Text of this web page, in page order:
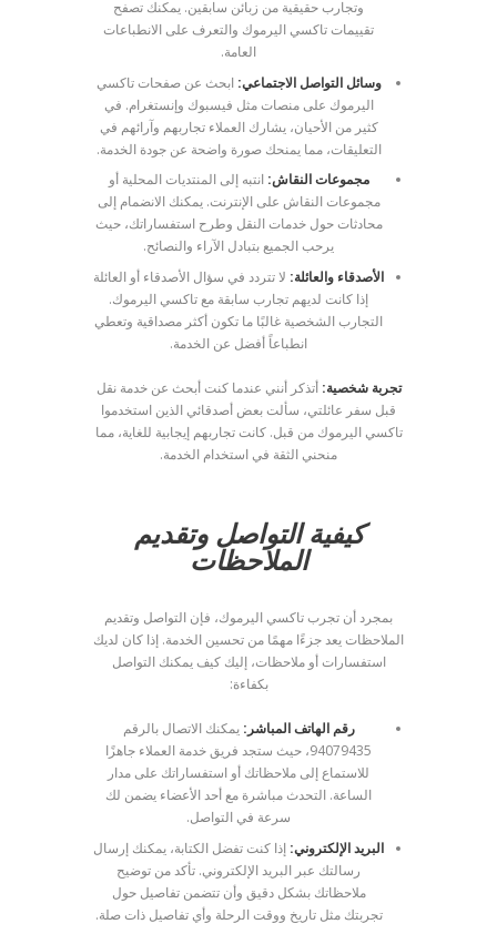
وتجارب حقيقية من زبائن سابقين. يمكنك تصفح
تقييمات تاكسي اليرموك والتعرف على الانطباعات
العامة.
وسائل التواصل الاجتماعي: ابحث عن صفحات تاكسي
اليرموك على منصات مثل فيسبوك وإنستغرام. في
كثير من الأحيان، يشارك العملاء تجاربهم وآرائهم في
التعليقات، مما يمنحك صورة واضحة عن جودة الخدمة.
مجموعات النقاش: انتبه إلى المنتديات المحلية أو
مجموعات النقاش على الإنترنت. يمكنك الانضمام إلى
محادثات حول خدمات النقل وطرح استفساراتك، حيث
يرحب الجميع بتبادل الآراء والنصائح.
الأصدقاء والعائلة: لا تتردد في سؤال الأصدقاء أو العائلة
إذا كانت لديهم تجارب سابقة مع تاكسي اليرموك.
التجارب الشخصية غالبًا ما تكون أكثر مصداقية وتعطي
انطباعاً أفضل عن الخدمة.
تجربة شخصية: أتذكر أنني عندما كنت أبحث عن خدمة نقل
قبل سفر عائلتي، سألت بعض أصدقائي الذين استخدموا
تاكسي اليرموك من قبل. كانت تجاربهم إيجابية للغاية، مما
منحني الثقة في استخدام الخدمة.
كيفية التواصل وتقديم
الملاحظات
بمجرد أن تجرب تاكسي اليرموك، فإن التواصل وتقديم
الملاحظات يعد جزءًا مهمًا من تحسين الخدمة. إذا كان لديك
استفسارات أو ملاحظات، إليك كيف يمكنك التواصل
بكفاءة:
رقم الهاتف المباشر: يمكنك الاتصال بالرقم
94079435، حيث ستجد فريق خدمة العملاء جاهزًا
للاستماع إلى ملاحظاتك أو استفساراتك على مدار
الساعة. التحدث مباشرة مع أحد الأعضاء يضمن لك
سرعة في التواصل.
البريد الإلكتروني: إذا كنت تفضل الكتابة، يمكنك إرسال
رسالتك عبر البريد الإلكتروني. تأكد من توضيح
ملاحظاتك بشكل دقيق وأن تتضمن تفاصيل حول
تجربتك مثل تاريخ ووقت الرحلة وأي تفاصيل ذات صلة.